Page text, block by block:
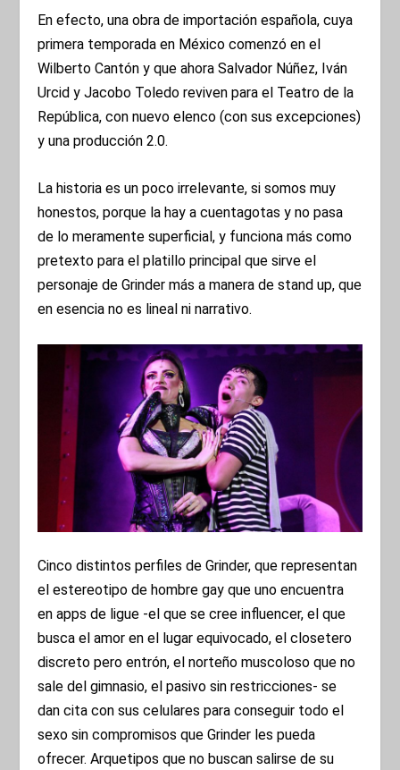
En efecto, una obra de importación española, cuya
primera temporada en México comenzó en el
Wilberto Cantón y que ahora Salvador Núñez, Iván
Urcid y Jacobo Toledo reviven para el Teatro de la
República, con nuevo elenco (con sus excepciones)
y una producción 2.0.
La historia es un poco irrelevante, si somos muy
honestos, porque la hay a cuentagotas y no pasa
de lo meramente superficial, y funciona más como
pretexto para el platillo principal que sirve el
personaje de Grinder más a manera de stand up, que
en esencia no es lineal ni narrativo.
Cinco distintos perfiles de Grinder, que representan
el estereotipo de hombre gay que uno encuentra
en apps de ligue -el que se cree influencer, el que
busca el amor en el lugar equivocado, el closetero
discreto pero entrón, el norteño muscoloso que no
sale del gimnasio, el pasivo sin restricciones- se
dan cita con sus celulares para conseguir todo el
sexo sin compromisos que Grinder les pueda
ofrecer. Arquetipos que no buscan salirse de su